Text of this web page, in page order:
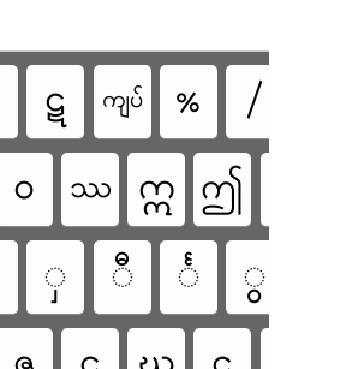
ဋ ကျပ် % /
ဝ ဿ ဣ ဤ
ှ ီ င်္ ွ